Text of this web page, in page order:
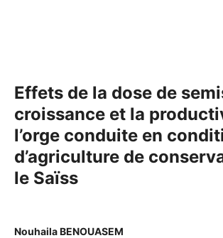
Effets de la dose de
croissance et la
l’orge conduite en
d’agriculture de
le Saïss
Nouhaila BENOUASEM